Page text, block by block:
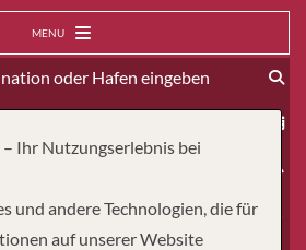
MENU
Ihr Nutzungserlebnis bei
und andere Technologien, die für
auf unserer Website